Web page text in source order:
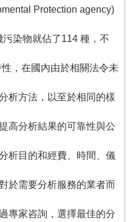
Protection agency)
染物就佔了114 種，不
，在國內由於相關法令未
析方法，以至於相同的樣
高分析結果的可靠性與公
析目的和經費、時間、儀
於需要分析服務的業者而
專家咨詢，選擇最佳的分